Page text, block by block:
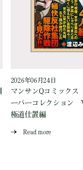
2026年06月24日
マンサンQコミック
ーパーコレクション
極道仕置編
Read more